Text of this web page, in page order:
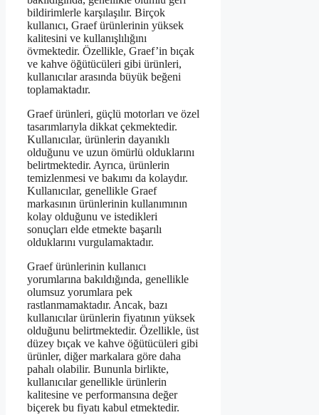
bildirimlerle karşılaşılır. Birçok
kullanıcı, Graef ürünlerinin yüksek
kalitesini ve kullanışlılığını
övmektedir. Özellikle, Graef’in bıçak
ve kahve öğütücüleri gibi ürünleri,
kullanıcılar arasında büyük beğeni
toplamaktadır.
Graef ürünleri, güçlü motorları ve özel
tasarımlarıyla dikkat çekmektedir.
Kullanıcılar, ürünlerin dayanıklı
olduğunu ve uzun ömürlü olduklarını
belirtmektedir. Ayrıca, ürünlerin
temizlenmesi ve bakımı da kolaydır.
Kullanıcılar, genellikle Graef
markasının ürünlerinin kullanımının
kolay olduğunu ve istedikleri
sonuçları elde etmekte başarılı
olduklarını vurgulamaktadır.
Graef ürünlerinin kullanıcı
yorumlarına bakıldığında, genellikle
olumsuz yorumlara pek
rastlanmamaktadır. Ancak, bazı
kullanıcılar ürünlerin fiyatının yüksek
olduğunu belirtmektedir. Özellikle, üst
düzey bıçak ve kahve öğütücüleri gibi
ürünler, diğer markalara göre daha
pahalı olabilir. Bununla birlikte,
kullanıcılar genellikle ürünlerin
kalitesine ve performansına değer
biçerek bu fiyatı kabul etmektedir.